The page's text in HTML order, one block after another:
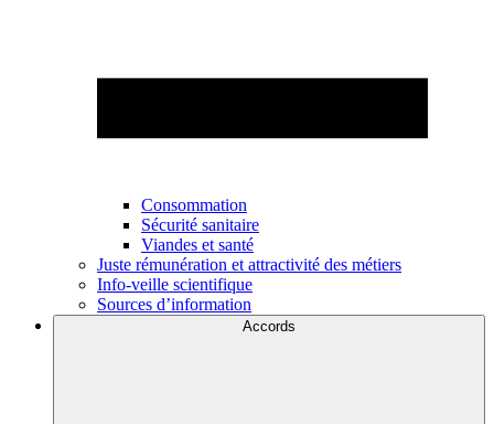
Consommation
Sécurité sanitaire
Viandes et santé
Juste rémunération et attractivité des métiers
Info-veille scientifique
Sources d’information
Accords